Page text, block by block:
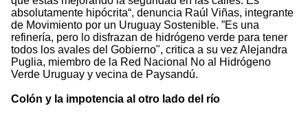
absolutamente hipócrita“, denuncia Raúl Viñas, integrante
de Movimiento por un Uruguay Sostenible. ”Es una
refinería, pero lo disfrazan de hidrógeno verde para tener
todos los avales del Gobierno", critica a su vez Alejandra
Puglia, miembro de la Red Nacional No al Hidrógeno
Verde Uruguay y vecina de Paysandú.
Colón y la impotencia al otro lado del río